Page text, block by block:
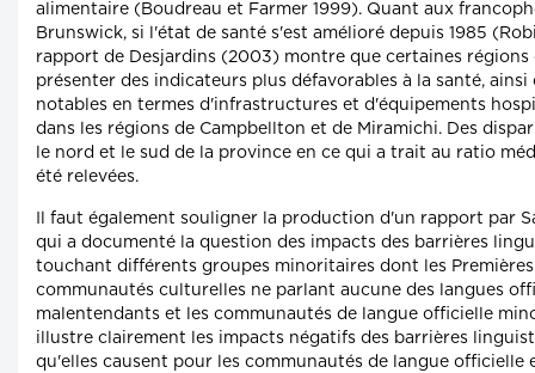
alimentaire (Boudreau et Farmer 1999). Quant aux
Brunswick, si l'état de santé s'est amélioré depuis 1985
rapport de Desjardins (2003) montre que certaines
présenter des indicateurs plus défavorables à la santé, ainsi
notables en termes d'infrastructures et d'équipements
dans les régions de Campbellton et de Miramichi. Des
le nord et le sud de la province en ce qui a trait au ratio
été relevées.
Il faut également souligner la production d'un rapport par
qui a documenté la question des impacts des barrières
touchant différents groupes minoritaires dont les
communautés culturelles ne parlant aucune des langues
malentendants et les communautés de langue officielle
illustre clairement les impacts négatifs des barrières
qu'elles causent pour les communautés de langue officielle